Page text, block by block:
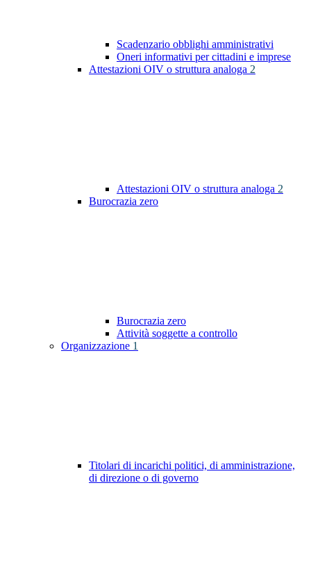
Scadenzario obblighi amministrativi
Oneri informativi per cittadini e imprese
Attestazioni OIV o struttura analoga 2
Attestazioni OIV o struttura analoga 2
Burocrazia zero
Burocrazia zero
Attività soggette a controllo
Organizzazione 1
Titolari di incarichi politici, di amministrazione,
di direzione o di governo